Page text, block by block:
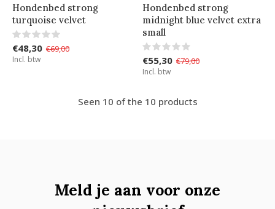
Hondenbed strong
turquoise velvet
€48,30 €69,00
Incl. btw
Hondenbed strong
midnight blue velvet extra
small
€55,30 €79,00
Incl. btw
Seen 10 of the 10 products
Meld je aan voor onze